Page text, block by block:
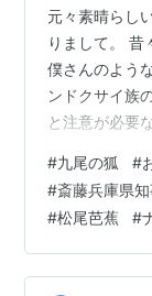
元々素晴らし
りまして。 昔
僕さんのよう
ンドクサイ族
と注意が必要
が...... コチラ
（しかのゆ）
湯」を掲げる
で、 一帯に漂
（＾＾） 那須
#九尾の狐 #
#斎藤兵庫県
#松尾芭蕉 #